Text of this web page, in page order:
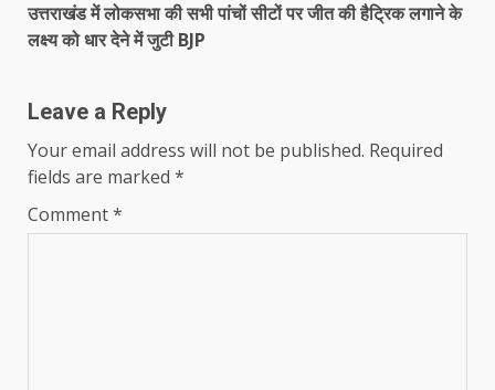
उत्तराखंड में लोकसभा की सभी पांचों सीटों पर जीत की हैट्रिक लगाने के
लक्ष्य को धार देने में जुटी BJP
Leave a Reply
Your email address will not be published. Required
fields are marked *
Comment*